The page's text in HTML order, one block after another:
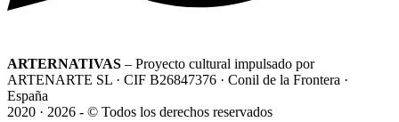
ARTERNATIVAS – Proyecto cultural impulsado por
ARTENARTE SL · CIF B26847376 · Conil de la Frontera ·
España
2020 · 2026 - © Todos los derechos reservados